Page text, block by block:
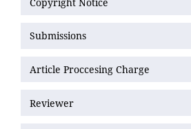
Submissions
Article Proccesing Charge
Reviewer